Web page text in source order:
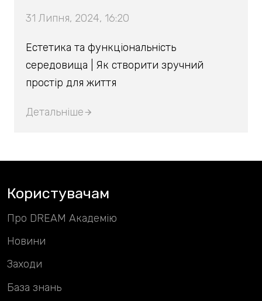
31 Липня, 2024, 16:20
Естетика та функціональність
середовища | Як створити зручний
простір для життя
Детальніше
Користувачам
Про DREAM Академію
Новини
Заходи
База знань